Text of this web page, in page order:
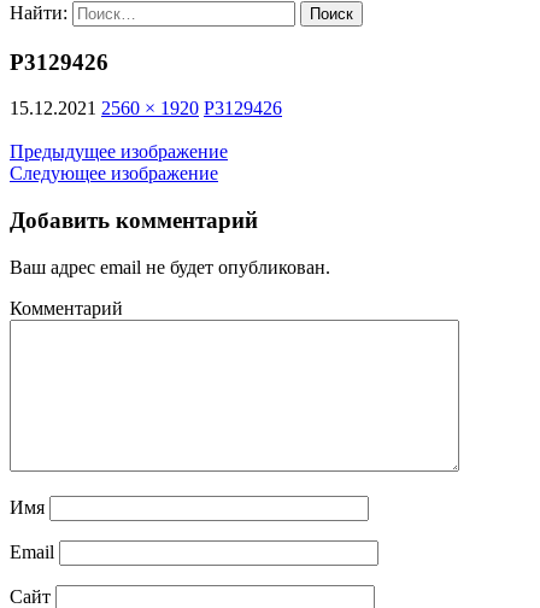
Найти:
P3129426
15.12.2021 2560 × 1920 P3129426
Предыдущее изображение
Следующее изображение
Добавить комментарий
Ваш адрес email не будет опубликован.
Комментарий
Имя
Email
Сайт